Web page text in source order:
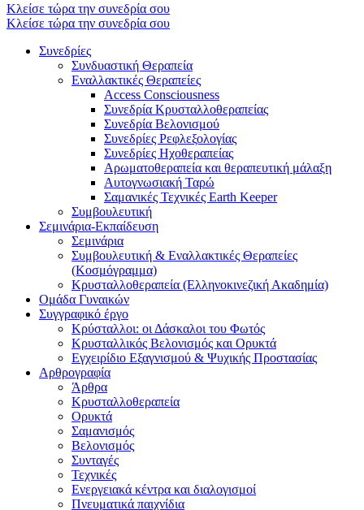
Κλείσε τώρα την συνεδρία σου
Κλείσε τώρα την συνεδρία σου
Συνεδρίες
Συνδυαστική Θεραπεία
Εναλλακτικές Θεραπείες
Access Consciousness
Συνεδρία Κρυσταλλοθεραπείας
Συνεδρία Βελονισμού
Συνεδρίες Ρεφλεξολογίας
Συνεδρίες Ηχοθεραπείας
Αρωματοθεραπεία και θεραπευτική μάλαξη
Αυτογνωσιακή Ταρώ
Σαμανικές Τεχνικές Earth Keeper
Συμβουλευτική
Σεμινάρια-Εκπαίδευση
Σεμινάρια
Συμβουλευτική & Εναλλακτικές Θεραπείες
(Κοσμόγραμμα)
Κρυσταλλοθεραπεία (Ελληνοκινεζική Ακαδημία)
Ομάδα Γυναικών
Συγγραφικό έργο
Κρύσταλλοι: οι Δάσκαλοι του Φωτός
Κρυσταλλικός Βελονισμός και Ορυκτά
Εγχειρίδιο Εξαγνισμού & Ψυχικής Προστασίας
Αρθρογραφία
Άρθρα
Κρυσταλλοθεραπεία
Ορυκτά
Σαμανισμός
Βελονισμός
Συνταγές
Τεχνικές
Ενεργειακά κέντρα και διαλογισμοί
Πνευματικά παιχνίδια